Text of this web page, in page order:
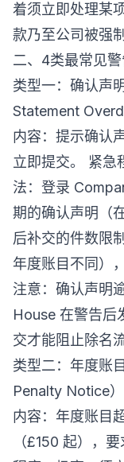
着须立即处理某
款乃至公司被强
二、4类最常见
类型一：确认声
Statement
内容：提示确认
立即提交。 紧急
法：登录
期的确认声明（
后补交的件数限
年度账目不同）
注意：确认声明
House 在警告后
交才能阻止除名流
类型二：年度账
Penalty Notice）
内容：年度账目
（£150 起），